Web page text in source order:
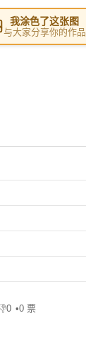
我涂色了这张图
与大家分享你的作品
0
不喜欢
•0 票